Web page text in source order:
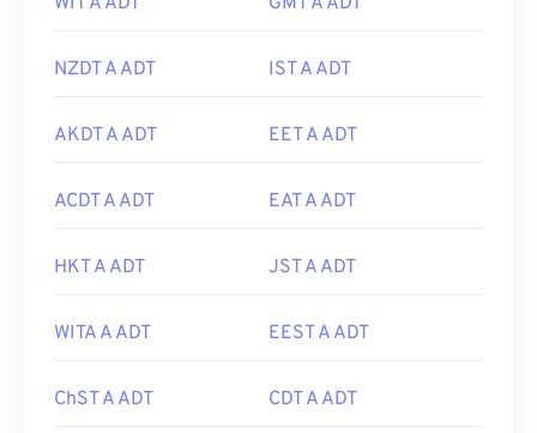
NZDT A ADT IST A ADT
AKDT A ADT EET A ADT
ACDT A ADT EAT A ADT
HKT A ADT JST A ADT
WITA A ADT EEST A ADT
ChST A ADT CDT A ADT